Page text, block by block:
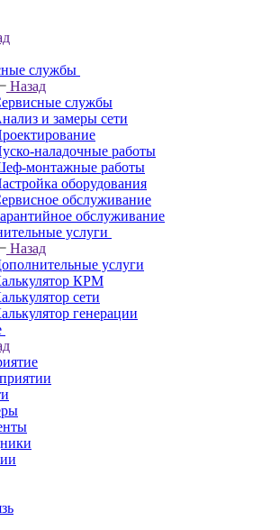
службы
Назад
службы
и замеры сети
наладочные работы
монтажные работы
оборудования
обслуживание
обслуживание
услуги
Назад
услуги
КРМ
сети
генерации